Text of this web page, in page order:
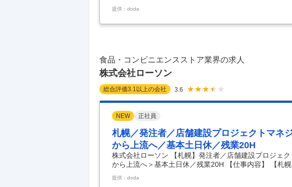
設◆新規出店及び既存店に係る業務／CVS業界大手フ
な仕事内容】 全国約16,200店舗、年間約55億人のお客
店及び既存店に係る業務をお任せします。 ■業務内容：
・発注に係る金額査定／立案／請求処理 ・発注完成品
提供：doda
食品・コンビニエンスストア業界の求人
株式会社ローソン
総合評価3.1 以上の会社 3.6
NEW 正社員
札幌／発注者／店舗建設プロジェクトマネ
から上流へ／基本土日休／残業20H
株式会社ローソン 【札幌】発注者／店舗建設プロジェ
から上流へ＞基本土日休／残業20H 【仕事内容】 【札
マネジメント・監理＜施工管理から上流へ＞基本土日
～開発本部・店舗建設部／施工管理経験活かしてキャ
提供：doda